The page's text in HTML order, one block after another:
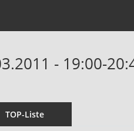
- 19:00-
TOP-Liste